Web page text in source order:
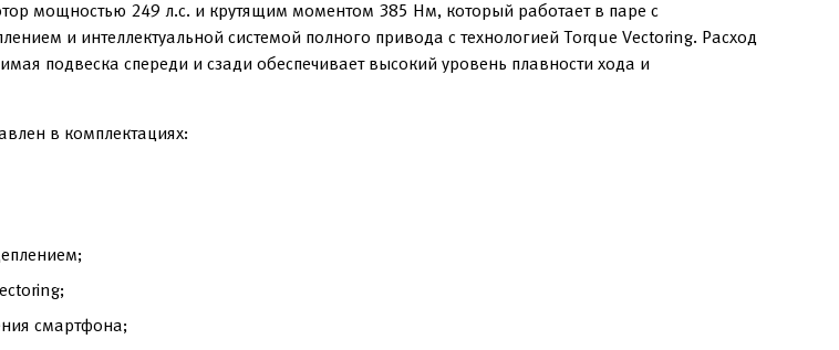
мощностью 249 л.с. и крутящим моментом 385 Нм, который работает в паре с
и интеллектуальной системой полного привода с технологией Torque Vectoring. Расход
подвеска спереди и сзади обеспечивает высокий уровень плавности хода и
в комплектациях:
смартфона;